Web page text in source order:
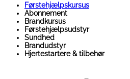
Førstehjælpskursus
Abonnement
Brandkursus
Førstehjælpsudstyr
Sundhed
Brandudstyr
Hjertestartere & tilbehør